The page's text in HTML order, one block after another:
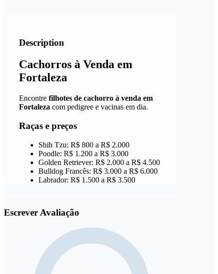
Description
Cachorros à Venda em
Fortaleza
Encontre filhotes de cachorro à venda em
Fortaleza com pedigree e vacinas em dia.
Raças e preços
Shih Tzu: R$ 800 a R$ 2.000
Poodle: R$ 1.200 a R$ 3.000
Golden Retriever: R$ 2.000 a R$ 4.500
Bulldog Francês: R$ 3.000 a R$ 6.000
Labrador: R$ 1.500 a R$ 3.500
Escrever Avaliação